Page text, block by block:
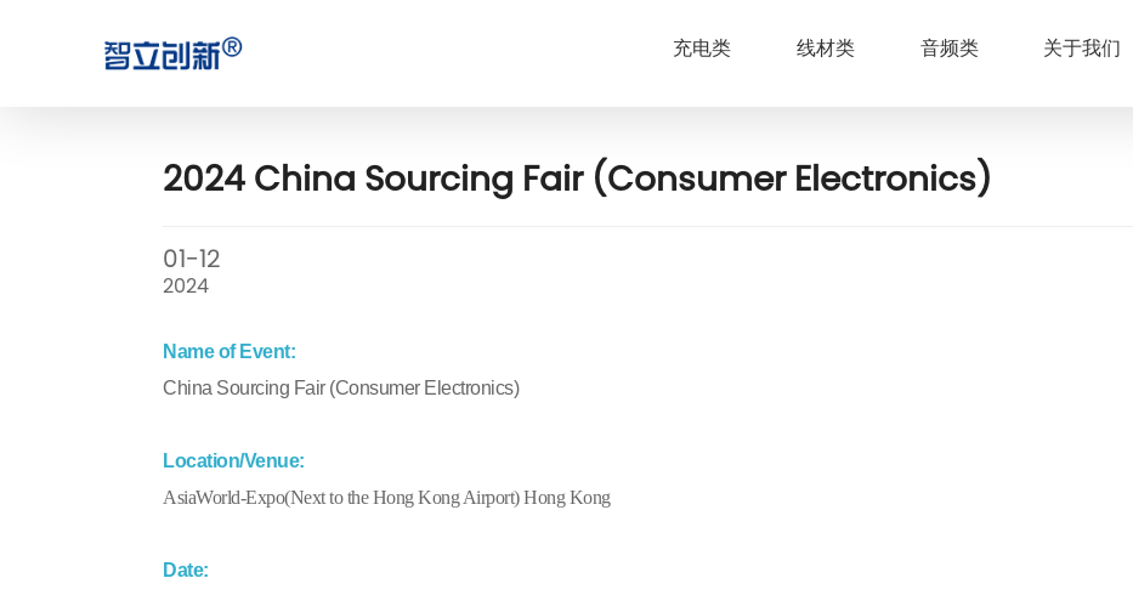
充电类 线材类 音频类 关于我们
2024 China Sourcing Fair (Consumer Electronics)
01-12
2024
Name of Event:
China Sourcing Fair (Consumer Electronics)
Location/Venue:
AsiaWorld-Expo(Next to the Hong Kong Airport) Hong Kong
Date: